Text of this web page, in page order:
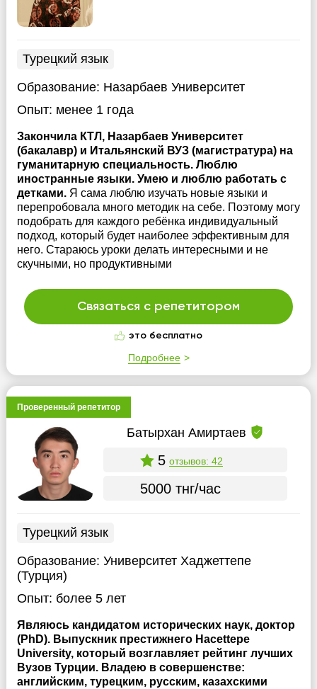
Турецкий язык
Образование: Назарбаев Университет
Опыт: менее 1 года
Закончила КТЛ, Назарбаев Университет
(бакалавр) и Итальянский ВУЗ (магистратура) на
гуманитарную специальность. Люблю
иностранные языки. Умею и люблю работать с
детками. Я сама люблю изучать новые языки и
перепробовала много методик на себе. Поэтому могу
подобрать для каждого ребёнка индивидуальный
подход, который будет наиболее эффективным для
него. Стараюсь уроки делать интересными и не
скучными, но продуктивными
Связаться с репетитором
это бесплатно
Подробнее
Проверенный репетитор
Батырхан Амиртаев
5 отзывов: 42
5000 тнг/час
Турецкий язык
Образование: Университет Хаджеттепе
(Турция)
Опыт: более 5 лет
Являюсь кандидатом исторических наук, доктор
(PhD). Выпускник престижнего Hacettepe
University, который возглавляет рейтинг лучших
Вузов Турции. Владею в совершенстве:
английским, турецким, русским, казахскими